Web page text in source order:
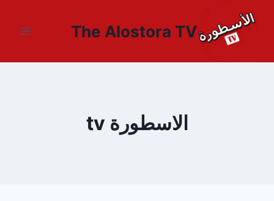
المحتوى
The Alostora TV
الاسطورة tv